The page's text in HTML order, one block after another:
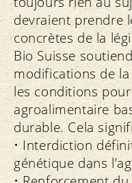
devraient prendre
concrètes de la
Bio Suisse
modifications de
les conditions
agroalimentaire
durable. Cela
• Interdiction
génétique dans